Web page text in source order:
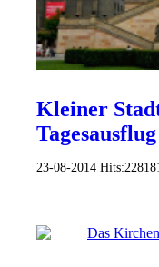
Kleiner
Tagesausflug
23-08-2014 Hits: